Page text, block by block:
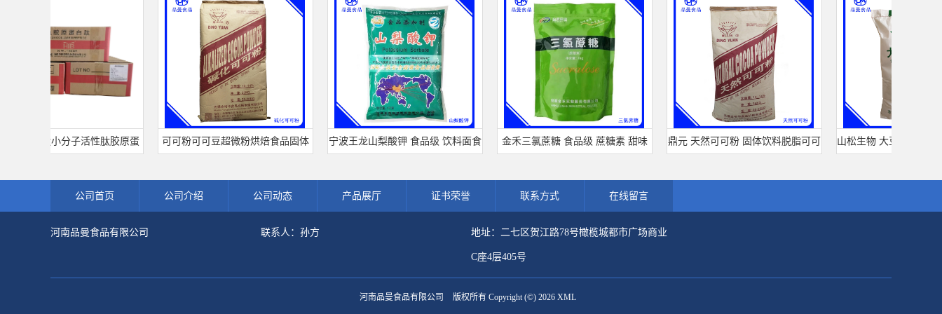
蛋白肽小分子活性肽胶原蛋 可可粉可可豆超微粉烘焙食品固体 宁波王龙山梨酸钾 食品级 饮料面食 金禾三氯蔗糖 食品级 蔗糖素 甜味 鼎元 天然可可粉 固体饮料脱脂可可 山松生物 大豆分离蛋白
公司首页 公司介绍 公司动态 产品展厅 证书荣誉 联系方式 在线留言
河南品曼食品有限公司 联系人：孙方 地址：二七区贺江路78号橄榄城都市广场商业
C座4层405号
河南品曼食品有限公司 版权所有 Copyright (©) 2026 XML